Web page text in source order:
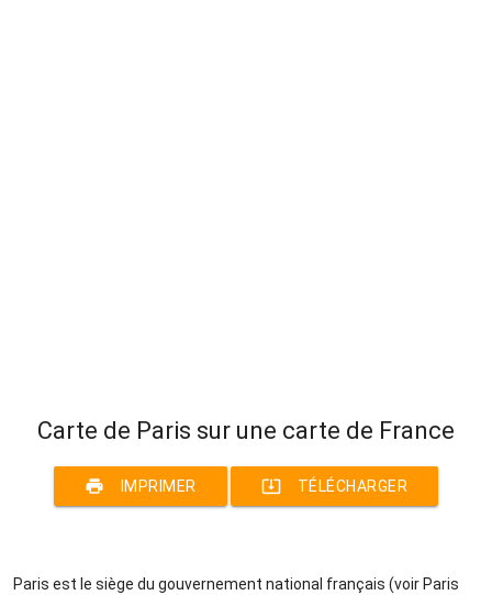
Carte de Paris sur une carte de France
print IMPRIMER system_update_alt TÉLÉCHARGER
Paris est le siège du gouvernement national français (voir Paris